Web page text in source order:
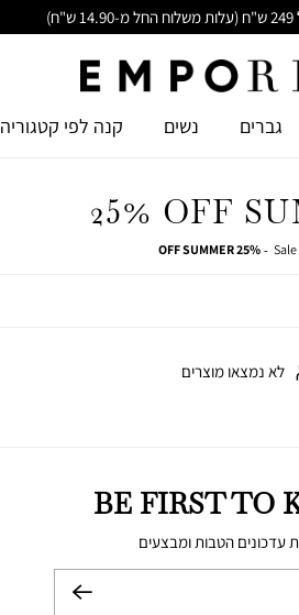
גברים נשים קנה לפי קטגוריה
25% OFF
Sale
Sale
25% OFF SUMMER
25%
לא נמצאו מוצרים
BE FIRST TO
עדכונים הטבות ומבצעים